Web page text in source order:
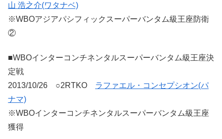
山 浩之介(ワタナベ)
※WBOアジアパシフィックスーパーバンタム級王座防衛
②
■WBOインターコンチネンタルスーパーバンタム級王座決
定戦
2013/10/26 ○2RTKO ラファエル・コンセプシオン(パ
ナマ)
※WBOインターコンチネンタルスーパーバンタム級王座
獲得